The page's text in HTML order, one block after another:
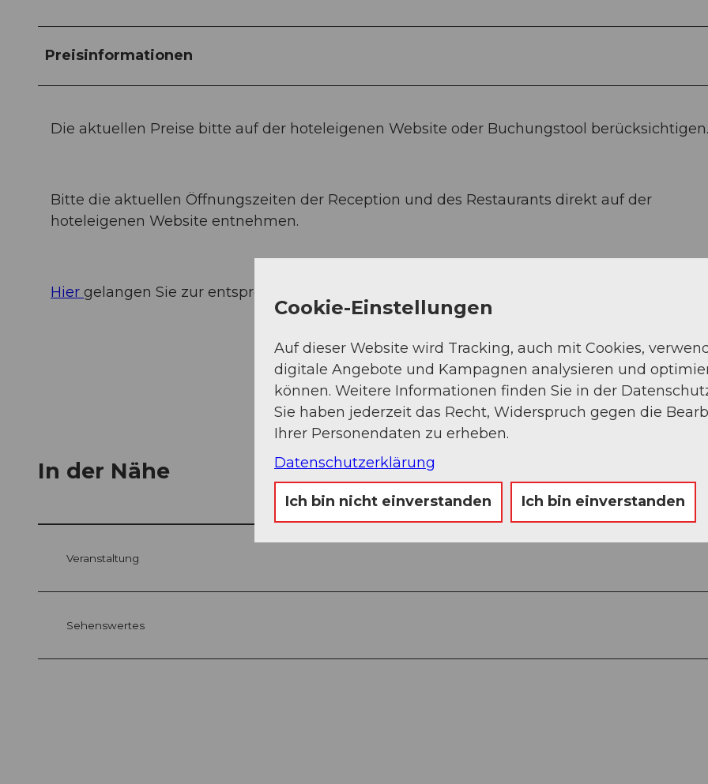
Preisinformationen
Die aktuellen Preise bitte auf der hoteleigenen Website oder Buchungstool berücksichtigen.
Bitte die aktuellen Öffnungszeiten der Reception und des Restaurants direkt auf der
hoteleigenen Website entnehmen.
Hier gelangen Sie zur entsprechenden Website.
In der Nähe
Veranstaltung
Sehenswertes
Cookie-Einstellungen
Auf dieser Website wird Tracking, auch mit Cookies,
digitale Angebote und Kampagnen analysieren und
können. Weitere Informationen finden Sie in der
Sie haben jederzeit das Recht, Widerspruch gegen die
Ihrer Personendaten zu erheben.
Datenschutzerklärung
Ich bin nicht einverstanden Ich bin einverstanden